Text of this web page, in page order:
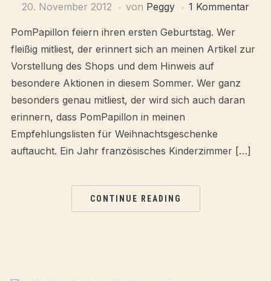
20. November 2012 von Peggy 1 Kommentar
PomPapillon feiern ihren ersten Geburtstag. Wer
fleißig mitliest, der erinnert sich an meinen Artikel zur
Vorstellung des Shops und dem Hinweis auf
besondere Aktionen in diesem Sommer. Wer ganz
besonders genau mitliest, der wird sich auch daran
erinnern, dass PomPapillon in meinen
Empfehlungslisten für Weihnachtsgeschenke
auftaucht. Ein Jahr französisches Kinderzimmer […]
CONTINUE READING